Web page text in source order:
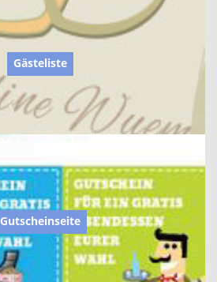
Gästeliste
Gutscheinseite